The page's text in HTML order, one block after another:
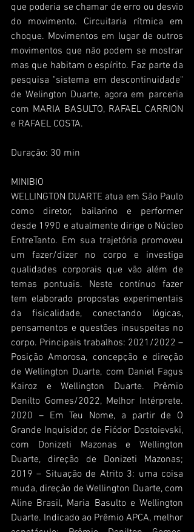
que poderia se chamar de erro ou desvio
do movimento. Circuitaria rítmica em
choque. Movimentos em lugar de outros
movimentos que não podem se mostrar
mas que habitam o espírito. Faz parte da
pesquisa "sistema em descontinuidade"
de Welington Duarte, agora em parceria
com MARIA BASULTO, RAFAEL CARRION
e RAFAEL COSTA.
Duração: 30 min
MINIBIO
WELLINGTON DUARTE atua em São Paulo
como diretor, bailarino e performer
desde 1990 e atualmente dirige o Núcleo
EntreTanto. Em sua trajetória promoveu
um fazer/dizer no corpo e investiga
qualidades corporais que vão além de
temas pontuais. Neste contínuo fazer
tem elaborado propostas experimentais
da fisicalidade, conectando lógicas,
pensamentos e questões insuspeitas no
corpo. Principais trabalhos: 2021/2022 –
Posição Amorosa, concepção e direção
de Wellington Duarte, com Daniel Fagus
Kairoz e Wellington Duarte. Prêmio
Denilto Gomes/2022, Melhor Intérprete.
2020 – Em Teu Nome, a partir de O
Grande Inquisidor, de Fiódor Dostoievski,
com Donizeti Mazonas e Wellington
Duarte, direção de Donizeti Mazonas;
2019 – Situação de Atrito 3: uma coisa
muda, direção de Wellington Duarte, com
Aline Brasil, Maria Basulto e Wellington
Duarte. Indicado ao Prêmio APCA, melhor